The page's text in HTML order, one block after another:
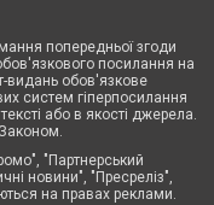
попередньої згоди
посилання на
видань обов'язкове
систем гіперпосилання
або в якості джерела.
"Партнерський
новини", "Пресреліз",
на правах реклами.